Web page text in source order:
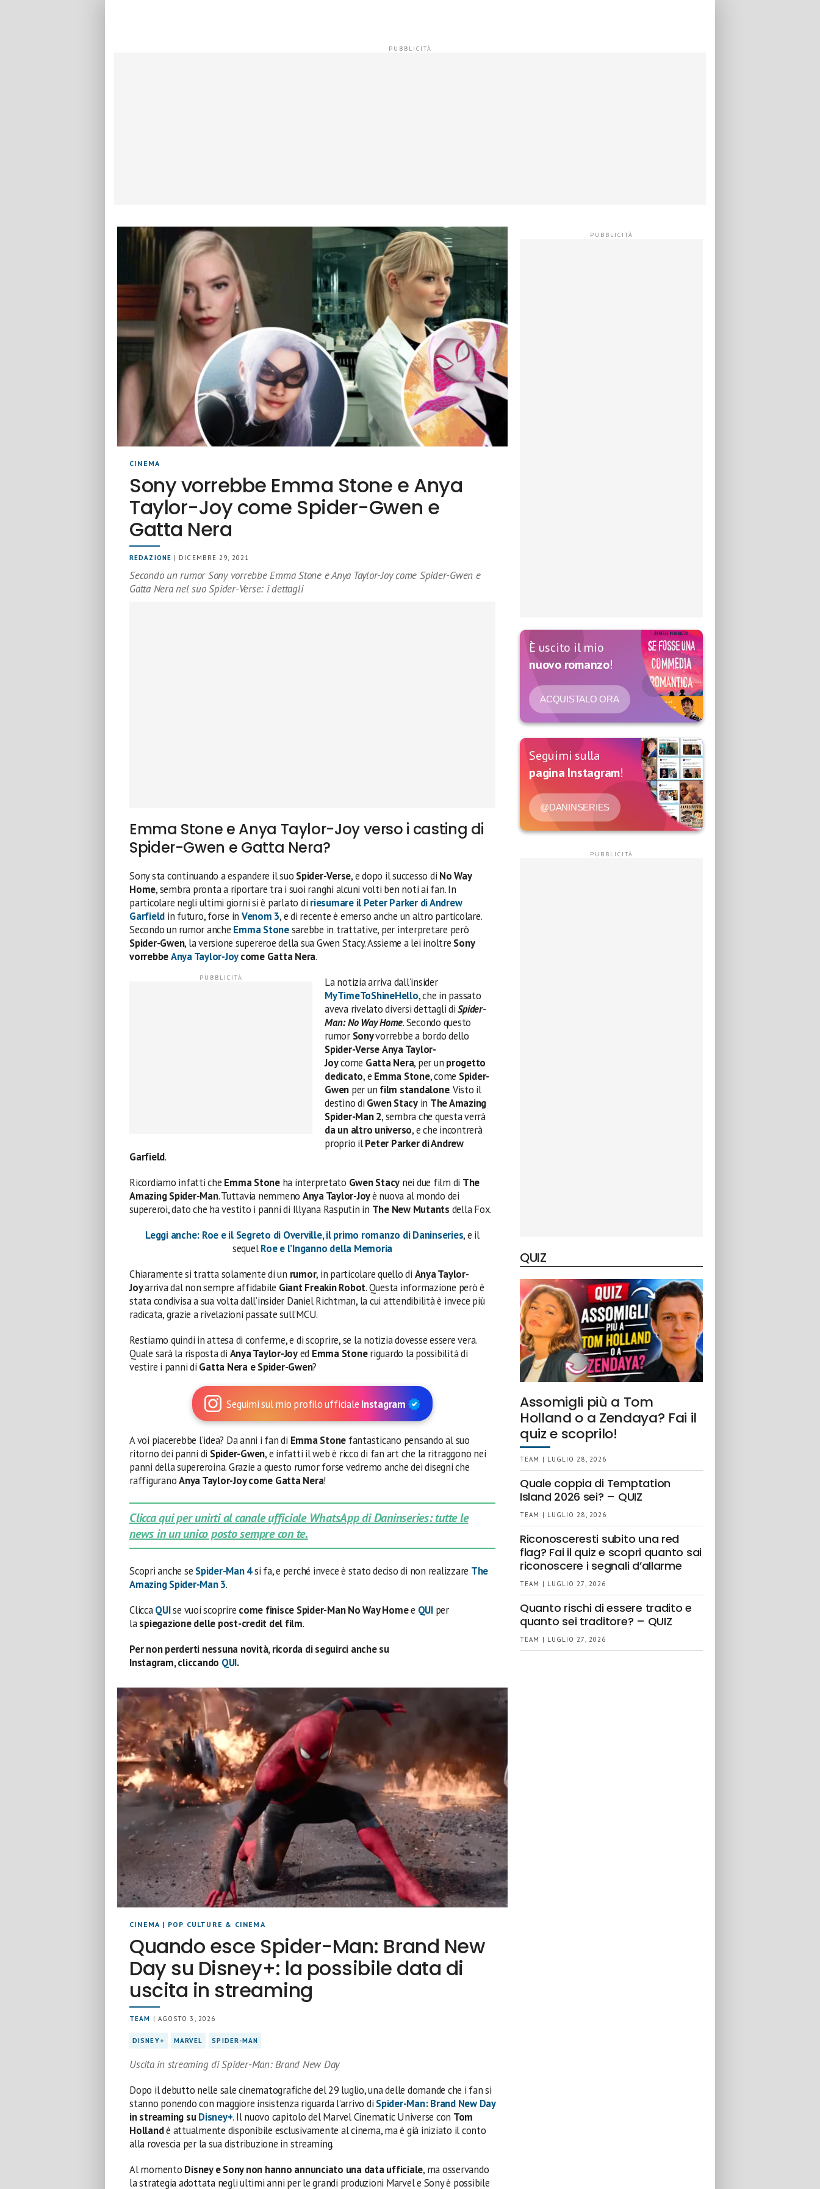
CINEMA
Sony vorrebbe Emma Stone e Anya
Taylor-Joy come Spider-Gwen e
Gatta Nera
REDAZIONE | DICEMBRE 29, 2021
Secondo un rumor Sony vorrebbe Emma Stone e Anya Taylor-Joy come Spider-Gwen e
Gatta Nera nel suo Spider-Verse: i dettagli
Emma Stone e Anya Taylor-Joy verso i casting di
Spider-Gwen e Gatta Nera?
Sony sta continuando a espandere il suo Spider-Verse, e dopo il successo di No Way
Home, sembra pronta a riportare tra i suoi ranghi alcuni volti ben noti ai fan. In
particolare negli ultimi giorni si è parlato di riesumare il Peter Parker di Andrew
Garfield in futuro, forse in Venom 3, e di recente è emerso anche un altro particolare.
Secondo un rumor anche Emma Stonesarebbe in trattative, per interpretare però
Spider-Gwen, la versione supereroe della sua Gwen Stacy. Assieme a lei inoltre Sony
vorrebbeAnya Taylor-Joycome Gatta Nera.
La notizia arriva dall’insider
MyTimeToShineHello, che in passato
aveva rivelato diversi dettagli diSpider-
Man: No Way Home. Secondo questo
rumor Sonyvorrebbe a bordo dello
Spider-VerseAnya Taylor-
Joycome Gatta Nera, per un progetto
dedicato, e Emma Stone, come Spider-
Gwen per un film standalone. Visto il
destino di Gwen Stacyin The Amazing
Spider-Man 2, sembra che questa verrà
da un altro universo, e che incontrerà
proprio ilPeter Parker di Andrew
Garfield.
Ricordiamo infatti che Emma Stoneha interpretato Gwen Stacy nei due film di The
Amazing Spider-Man. Tuttavia nemmeno Anya Taylor-Joyè nuova al mondo dei
supereroi, dato che ha vestito i panni di ‎Illyana Rasputin in The New Mutants della Fox.
Leggi anche: Roe e il Segreto di Overville, il primo romanzo di Daninseries, e il
sequel Roe e l’Inganno della Memoria
Chiaramente si tratta solamente di un rumor, in particolare quello di Anya Taylor-
Joyarriva dal non sempre affidabile Giant Freakin Robot. Questa informazione però è
stata condivisa a sua volta dall’insider Daniel Richtman, la cui attendibilità è invece più
radicata, grazie a rivelazioni passate sull’MCU.
Restiamo quindi in attesa di conferme, e di scoprire, se la notizia dovesse essere vera.
Quale sarà la risposta di Anya Taylor-Joyed Emma Stoneriguardo la possibilità di
vestire i panni di Gatta Nera e Spider-Gwen?
Seguimi sul mio profilo ufficiale Instagram
A voi piacerebbe l’idea? Da anni i fan di Emma Stone fantasticano pensando al suo
ritorno dei panni di Spider-Gwen, e infatti il web è ricco di fan art che la ritraggono nei
panni della supereroina. Grazie a questo rumor forse vedremo anche dei disegni che
raffiguranoAnya Taylor-Joy come Gatta Nera!
Clicca qui per unirti al canale ufficiale WhatsApp di Daninseries: tutte le
news in un unico posto sempre con te.
Scopri anche se Spider-Man 4si fa, e perché invece è stato deciso di non realizzare The
Amazing Spider-Man 3.
CliccaQUIse vuoi scoprire come finisce Spider-Man No Way Homee QUI per
laspiegazione delle post-credit del film.
Per non perderti nessuna novità, ricorda di seguirci anche su
Instagram, cliccando QUI.
CINEMA | POP CULTURE & CINEMA
Quando esce Spider-Man: Brand New
Day su Disney+: la possibile data di
uscita in streaming
TEAM | AGOSTO 3, 2026
DISNEY+ MARVEL SPIDER-MAN
Uscita in streaming di Spider-Man: Brand New Day
Dopo il debutto nelle sale cinematografiche del 29 luglio, una delle domande che i fan si
stanno ponendo con maggiore insistenza riguarda l’arrivo di Spider-Man: Brand New Day
in streaming suDisney+. Il nuovo capitolo del Marvel Cinematic Universe con Tom
Hollandè attualmente disponibile esclusivamente al cinema, ma è già iniziato il conto
alla rovescia per la sua distribuzione in streaming.
Al momento Disney e Sony non hanno annunciato una data ufficiale, ma osservando
la strategia adottata negli ultimi anni per le grandi produzioni Marvel e Sony è possibile
È uscito il mio
nuovo romanzo!
ACQUISTALO ORA
Seguimi sulla
pagina Instagram!
@DANINSERIES
QUIZ
Assomigli più a Tom
Holland o a Zendaya? Fai il
quiz e scoprilo!
TEAM | LUGLIO 28, 2026
Quale coppia di Temptation
Island 2026 sei? – QUIZ
TEAM | LUGLIO 28, 2026
Riconosceresti subito una red
flag? Fai il quiz e scopri quanto sai
riconoscere i segnali d’allarme
TEAM | LUGLIO 27, 2026
Quanto rischi di essere tradito e
quanto sei traditore? – QUIZ
TEAM | LUGLIO 27, 2026